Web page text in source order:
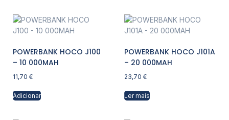
POWERBANK HOCO J100
– 10 000MAH
11,70 €
Adicionar
POWERBANK HOCO J101A
– 20 000MAH
23,70 €
Ler mais